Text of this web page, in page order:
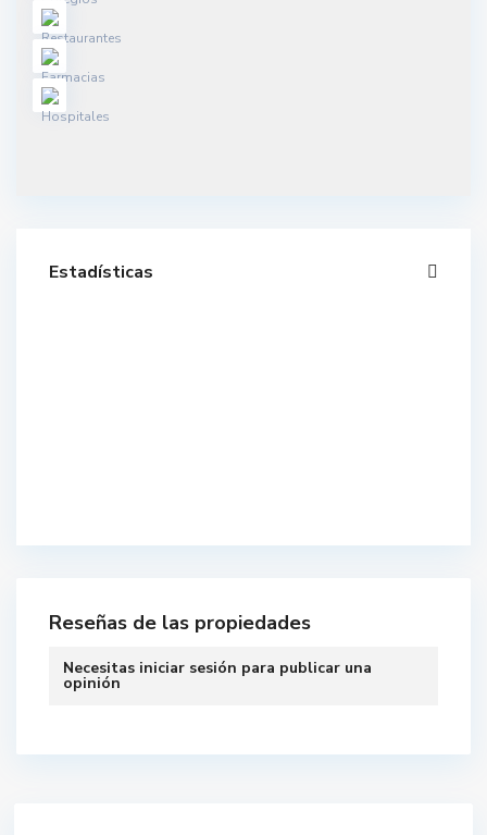
Estadísticas
Reseñas de las propiedades
Necesitas iniciar sesión para publicar una
opinión